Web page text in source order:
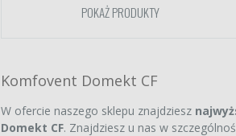
POKAŻ PRODUKTY
Komfovent Domekt CF
W ofercie naszego sklepu znajdziesz
Domekt CF. Znajdziesz u nas w
Wysokiej jakości zamienniki
Komplet filtrów klasy G4/G4
DEFRO DRX OPTI
300V/400V/500V
Komplet filtrów klasy
F7/M5/G3
(ePM1/ePM10/Coarse)